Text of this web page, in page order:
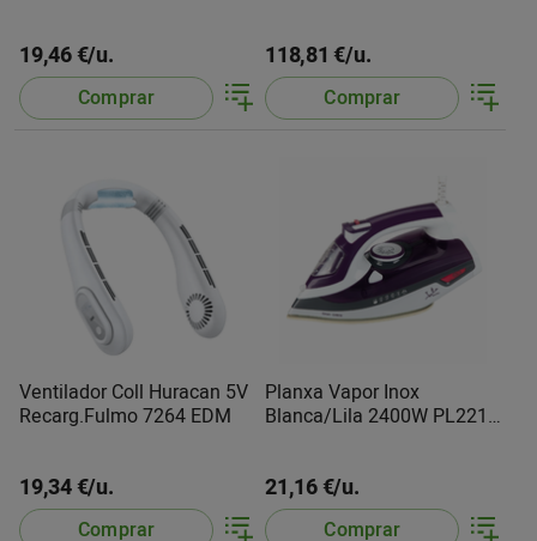
19,46 €/u.
Comprar
118,81 €/u.
Comprar
Ventilador Coll Huracan 5V
Recarg.Fulmo 7264 EDM
19,34 €/u.
Comprar
Planxa Vapor Inox
Blanca/Lila 2400W PL221C
21,16 €/u.
Comprar